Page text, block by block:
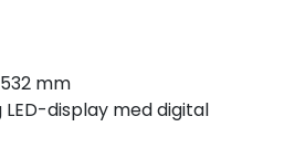
mm
display med digital